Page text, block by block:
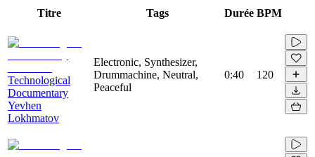
Titre Tags Durée BPM
Technological
Documentary
Yevhen
Lokhmatov
Electronic, Synthesizer,
Drummachine, Neutral,
Peaceful
0:40 120